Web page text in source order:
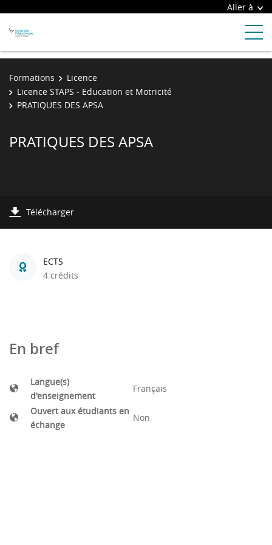
Aller à
Formations
Licence
Licence STAPS - Education et Motricité
PRATIQUES DES APSA
PRATIQUES DES APSA
Télécharger
ECTS
4 crédits
En bref
Langue(s)
d'enseignement
Français
Ouvert aux étudiants en
échange
Non